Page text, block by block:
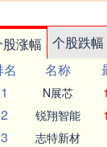
涨幅 个股跌幅
名
名称
1
N展芯
2 锐翔智能
3 志特新材